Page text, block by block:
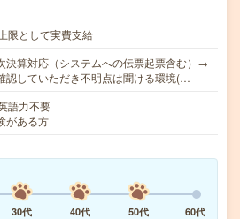
限として実費支給
決算対応（システムへの伝票起票含む）→
認していただき不明点は聞ける環境(…
語力不要
がある方
30代 40代 50代
60代